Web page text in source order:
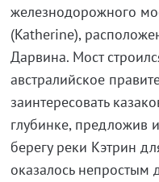
железнодорожного
(Katherine),
Дарвина. Мост
австралийское
заинтересовать
глубинке, предложив
берегу реки Кэтрин
оказалось непростым